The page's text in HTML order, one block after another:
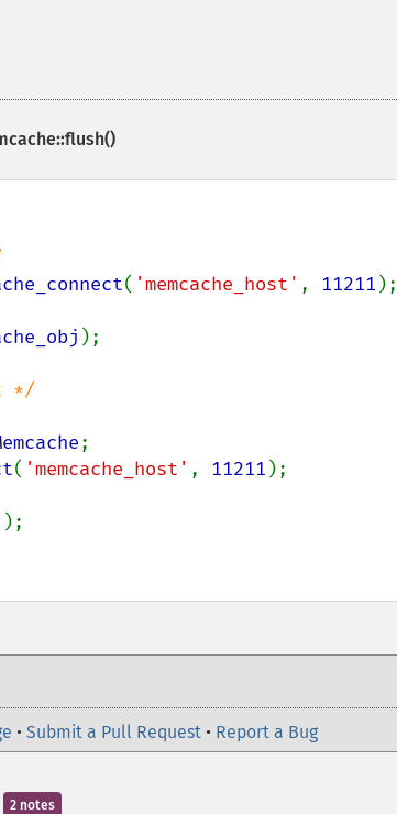
( 'memcache_host' , 11211 );
);
*/
( 'memcache_host' , 11211 );
• Submit a Pull Request • Report a Bug
2 notes